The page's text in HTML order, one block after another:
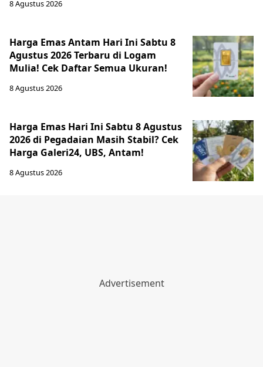
8 Agustus 2026
Harga Emas Antam Hari Ini Sabtu 8
Agustus 2026 Terbaru di Logam
Mulia! Cek Daftar Semua Ukuran!
8 Agustus 2026
Harga Emas Hari Ini Sabtu 8 Agustus
2026 di Pegadaian Masih Stabil? Cek
Harga Galeri24, UBS, Antam!
8 Agustus 2026